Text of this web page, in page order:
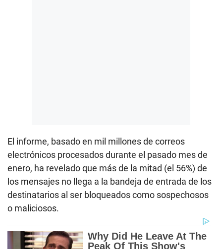
El informe, basado en mil millones de correos
electrónicos procesados durante el pasado mes de
enero, ha revelado que más de la mitad (el 56%) de
los mensajes no llega a la bandeja de entrada de los
destinatarios al ser bloqueados como sospechosos
o maliciosos.